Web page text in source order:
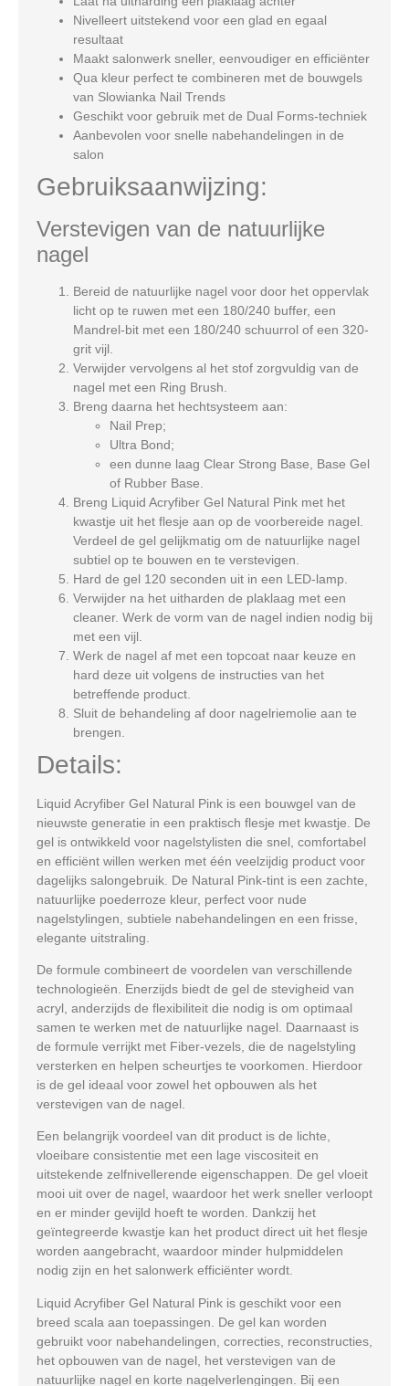
Nivelleert uitstekend voor een glad en egaal
resultaat
Maakt salonwerk sneller, eenvoudiger en efficiënter
Qua kleur perfect te combineren met de bouwgels
van Slowianka Nail Trends
Geschikt voor gebruik met de Dual Forms-techniek
Aanbevolen voor snelle nabehandelingen in de
salon
Gebruiksaanwijzing:
Verstevigen van de natuurlijke
nagel
Bereid de natuurlijke nagel voor door het oppervlak
licht op te ruwen met een 180/240 buffer, een
Mandrel-bit met een 180/240 schuurrol of een 320-
grit vijl.
Verwijder vervolgens al het stof zorgvuldig van de
nagel met een Ring Brush.
Breng daarna het hechtsysteem aan:
Nail Prep;
Ultra Bond;
een dunne laag Clear Strong Base
Base Gel
of Rubber Base
Breng Liquid Acryfiber Gel Natural Pink met het
kwastje uit het flesje aan op de voorbereide nagel.
Verdeel de gel gelijkmatig om de natuurlijke nagel
subtiel op te bouwen en te verstevigen.
Hard de gel 120 seconden uit in een LED-lamp.
Verwijder na het uitharden de plaklaag met een
cleaner. Werk de vorm van de nagel indien nodig bij
met een vijl.
Werk de nagel af met een topcoat naar keuze en
hard deze uit volgens de instructies van het
betreffende product.
Sluit de behandeling af door nagelriemolie aan te
brengen.
Details:
Liquid Acryfiber Gel Natural Pink is een bouwgel van de
nieuwste generatie in een praktisch flesje met kwastje. De
gel is ontwikkeld voor nagelstylisten die snel, comfortabel
en efficiënt willen werken met één veelzijdig product voor
dagelijks salongebruik. De Natural Pink-tint is een zachte,
natuurlijke poederroze kleur, perfect voor nude
nagelstylingen, subtiele nabehandelingen en een frisse,
elegante uitstraling.
De formule combineert de voordelen van verschillende
technologieën. Enerzijds biedt de gel de stevigheid van
acryl, anderzijds de flexibiliteit die nodig is om optimaal
samen te werken met de natuurlijke nagel. Daarnaast is
de formule verrijkt met Fiber-vezels, die de nagelstyling
versterken en helpen scheurtjes te voorkomen. Hierdoor
is de gel ideaal voor zowel het opbouwen als het
verstevigen van de nagel.
Een belangrijk voordeel van dit product is de lichte,
vloeibare consistentie met een lage viscositeit en
uitstekende zelfnivellerende eigenschappen. De gel vloeit
mooi uit over de nagel, waardoor het werk sneller verloopt
en er minder gevijld hoeft te worden. Dankzij het
geïntegreerde kwastje kan het product direct uit het flesje
worden aangebracht, waardoor minder hulpmiddelen
nodig zijn en het salonwerk efficiënter wordt.
Liquid Acryfiber Gel Natural Pink is geschikt voor een
breed scala aan toepassingen. De gel kan worden
gebruikt voor nabehandelingen, correcties, reconstructies,
het opbouwen van de nagel, het verstevigen van de
natuurlijke nagel en korte nagelverlengingen. Bij een